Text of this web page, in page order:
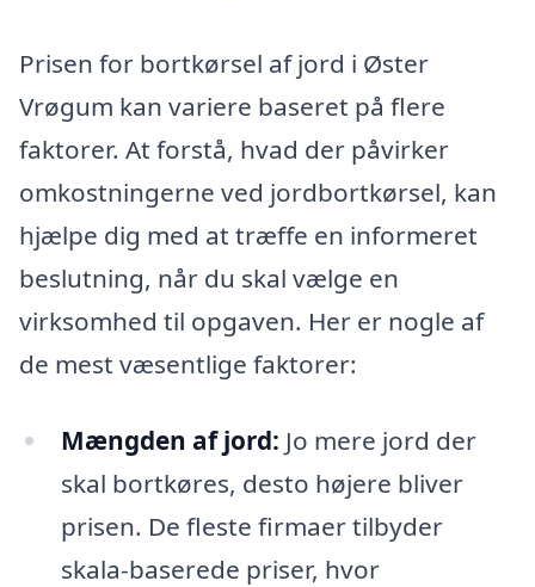
Prisen for bortkørsel af jord i Øster
Vrøgum kan variere baseret på flere
faktorer. At forstå, hvad der påvirker
omkostningerne ved jordbortkørsel, kan
hjælpe dig med at træffe en informeret
beslutning, når du skal vælge en
virksomhed til opgaven. Her er nogle af
de mest væsentlige faktorer:
Mængden af jord: Jo mere jord der
skal bortkøres, desto højere bliver
prisen. De fleste firmaer tilbyder
skala-baserede priser, hvor